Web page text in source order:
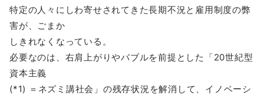
特定の人々にしわ寄せされてきた長期不況と雇用制度の弊
害が、ごまか
しきれなくなっている。
必要なのは、右肩上がりやバブルを前提とした「20世紀型
資本主義
(*1) ＝ネズミ講社会」の残存状況を解消して、イノベーシ